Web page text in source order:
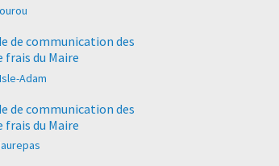
de communication des
frais du Maire
Adam
de communication des
frais du Maire